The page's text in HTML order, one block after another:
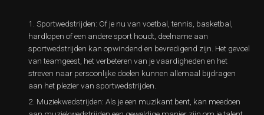
Sportwedstrijden: Of je nu van voetbal, tennis, basketbal,
hardlopen of een andere sport houdt, deelname aan
sportwedstrijden kan opwindend en bevredigend zijn. Het gevoel
van teamgeest, het verbeteren van je vaardigheden en het
streven naar persoonlijke doelen kunnen allemaal bijdragen
aan het plezier van sportwedstrijden.
Muziekwedstrijden: Als je een muzikant bent, kan meedoen